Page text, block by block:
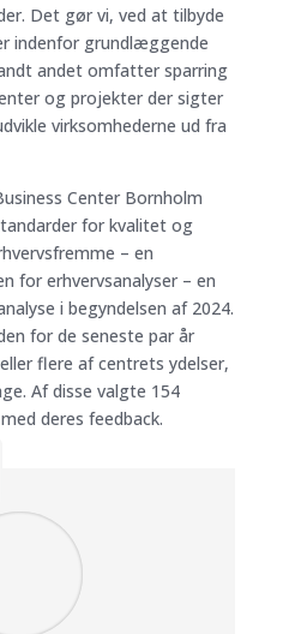
Det gør vi, ved at tilbyde
indenfor grundlæggende
andet omfatter sparring
og projekter der sigter
virksomhederne ud fra
Center Bornholm
for kvalitet og
– en
for erhvervsanalyser – en
i begyndelsen af 2024.
for de seneste par år
flere af centrets ydelser,
Af disse valgte 154
deres feedback.